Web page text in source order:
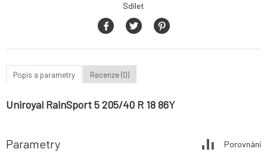
Sdílet
Popis a parametry Recenze (0)
Uniroyal RainSport 5 205/40 R 18 86Y
Parametry Porovnání